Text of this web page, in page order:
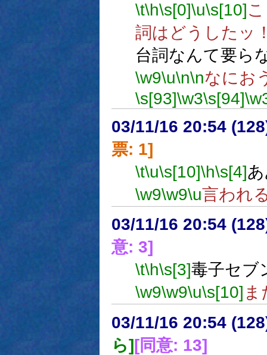
\t\h\s[0]\u\s[10]
詞はどうしたッ
台詞なんて要ら
\w9\u\n\nなにお
\s[93]\w3\s[94]
03/11/16 20:54
票: 1]
\t\u\s[10]\h\s[4]
\w9\w9\u言われ
03/11/16 20:54
意: 3]
\t\h\s[3]毒子セ
\w9\w9\u\s[10] ま
03/11/16 20:54
ら][同意: 13]